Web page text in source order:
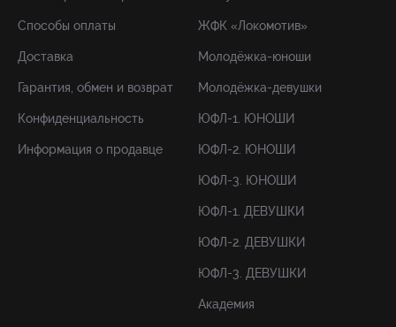
Способы оплаты
Доставка
Гарантия, обмен и возврат
Конфиденциальность
Информация о продавце
ЖФК «Локомотив»
Молодёжка-юноши
Молодёжка-девушки
ЮФЛ-1. ЮНОШИ
ЮФЛ-2. ЮНОШИ
ЮФЛ-3. ЮНОШИ
ЮФЛ-1. ДЕВУШКИ
ЮФЛ-2. ДЕВУШКИ
ЮФЛ-3. ДЕВУШКИ
Академия